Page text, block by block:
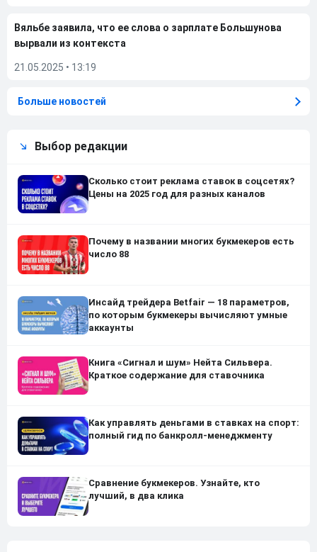
Вяльбе заявила, что ее слова о зарплате Большунова
вырвали из контекста
21.05.2025 • 13:19
Больше новостей
Выбор редакции
Сколько стоит реклама ставок в соцсетях?
Цены на 2025 год для разных каналов
Почему в названии многих букмекеров есть
число 88
Инсайд трейдера Betfair — 18 параметров,
по которым букмекеры вычисляют умные
аккаунты
Книга «Сигнал и шум» Нейта Сильвера.
Краткое содержание для ставочника
Как управлять деньгами в ставках на спорт:
полный гид по банкролл-менеджменту
Сравнение букмекеров. Узнайте, кто
лучший, в два клика